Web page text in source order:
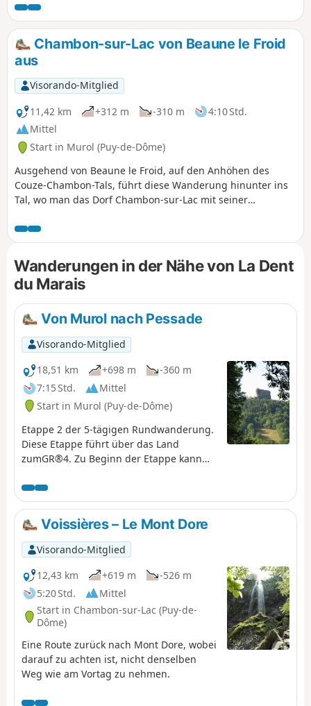
und weiter entfernt auf das Chaudefour-Tal und den Sancy
bietet. Am Ende der Wanderung erwartet Sie das berühmte
Saint-Nectaire mit einer Schleife durch die Kuhweiden und
einem Besuch des Dorfes über die Rue des Caves.
Chambon-sur-Lac von Beaune le Froid
aus
Visorando-Mitglied
11,42 km
+312 m -310 m
4:10 Std.
Mittel
Start in Murol (Puy-de-Dôme)
Ausgehend von Beaune le Froid, auf den Anhöhen des
Couze-Chambon-Tals, führt diese Wanderung hinunter ins
Tal, wo man das Dorf Chambon-sur-Lac mit seiner
entdecken kann, um anschließend wieder auf das Plateau
zu steigen und dabei zahlreiche Ausblicke auf das Couze-
Tal, das Chaudefour-Tal und die es umgebenden Puys sowie
Murol und sein mittelalterliches Schloss.
Wanderungen in der Nähe von La Dent
du Marais
Von Murol nach Pessade
Visorando-Mitglied
18,51 km
+698 m
-360 m
7:15 Std.
Mittel
Start in Murol (Puy-de-Dôme)
Etappe 2 der 5-tägigen Rundwanderung.
Diese Etappe führt über das Land
zumGR®4. Zu Beginn der Etappe kann
anschließend die Höhlenwohnungen von
Chautignat entdecken.
Voissières – Le Mont Dore
Visorando-Mitglied
12,43 km
+619 m
-526 m
5:20 Std.
Mittel
Start in Chambon-sur-Lac (Puy-de-
Dôme)
Eine Route zurück nach Mont Dore, wobei
darauf zu achten ist, nicht denselben
Weg wie am Vortag zu nehmen.